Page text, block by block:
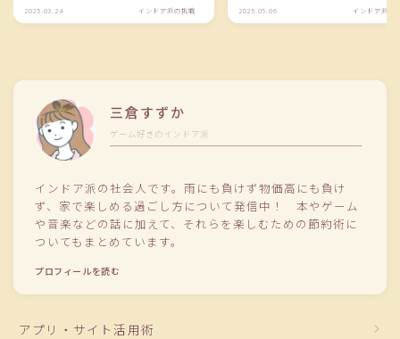
2025.03.24 インドア派の挑戦 2025.05.06 インドア派の
三倉すずか
ゲーム好きのインドア派
インドア派の社会人です。雨にも負けず物価高にも負け
ず、家で楽しめる過ごし方について発信中！ 本やゲーム
や音楽などの話に加えて、それらを楽しむための節約術に
ついてもまとめています。
プロフィールを読む
アプリ・サイト活用術